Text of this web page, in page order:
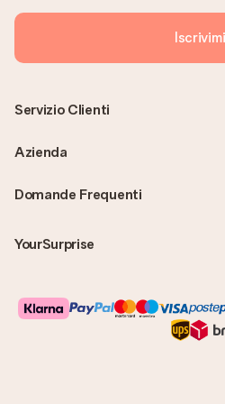
Domande Frequenti
YourSurprise
Servizio Clienti
Azienda